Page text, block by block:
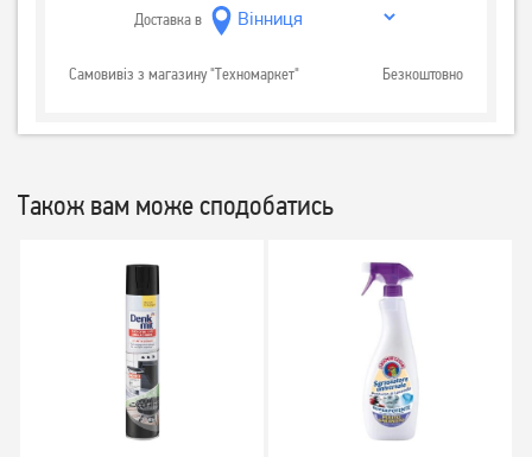
Доставка в
Самовивіз з магазину "Техномаркет" Безкоштовно
Також вам може сподобатись